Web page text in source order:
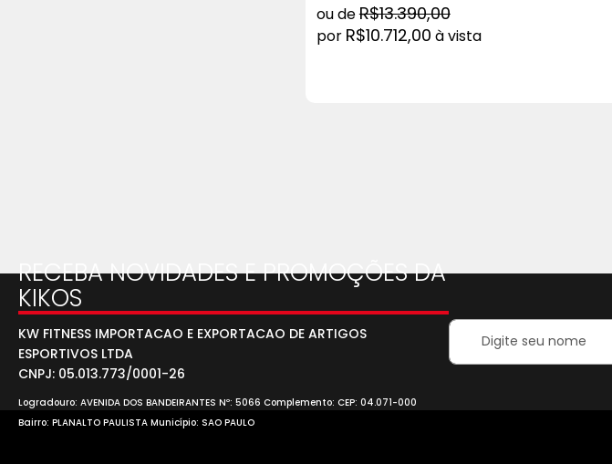
R$13.390,00
R$10.712,00 à vista
RECEBA NOVIDADES E PROMOÇÕES DA
KIKOS
KW FITNESS IMPORTACAO E EXPORTACAO DE ARTIGOS
ESPORTIVOS LTDA
CNPJ: 05.013.773/0001-26
Logradouro: AVENIDA DOS BANDEIRANTES Nº: 5066 Complemento: CEP: 04.071-000
Bairro: PLANALTO PAULISTA Município: SAO PAULO
Your
Name: